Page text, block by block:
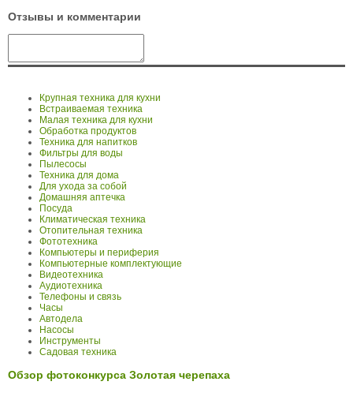
Отзывы и комментарии
Крупная техника для кухни
Встраиваемая техника
Малая техника для кухни
Обработка продуктов
Техника для напитков
Фильтры для воды
Пылесосы
Техника для дома
Для ухода за собой
Домашняя аптечка
Посуда
Климатическая техника
Отопительная техника
Фототехника
Компьютеры и периферия
Компьютерные комплектующие
Видеотехника
Аудиотехника
Телефоны и связь
Часы
Автодела
Насосы
Инструменты
Садовая техника
Обзор фотоконкурса Золотая черепаха